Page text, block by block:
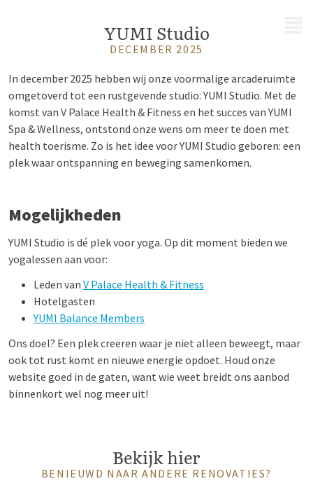
YUMI Studio
DECEMBER 2025
In december 2025 hebben wij onze voormalige arcaderuimte
omgetoverd tot een rustgevende studio: YUMI Studio. Met de
komst van V Palace Health & Fitness en het succes van YUMI
Spa & Wellness, ontstond onze wens om meer te doen met
health toerisme. Zo is het idee voor YUMI Studio geboren: een
plek waar ontspanning en beweging samenkomen.
Mogelijkheden
YUMI Studio is dé plek voor yoga. Op dit moment bieden we
yogalessen aan voor:
Leden van V Palace Health & Fitness
Hotelgasten
YUMI Balance Members
Ons doel? Een plek creëren waar je niet alleen beweegt, maar
ook tot rust komt en nieuwe energie opdoet. Houd onze
website goed in de gaten, want wie weet breidt ons aanbod
binnenkort wel nog meer uit!
Bekijk hier
BENIEUWD NAAR ANDERE RENOVATIES?